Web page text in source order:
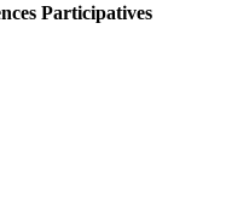
Participatives